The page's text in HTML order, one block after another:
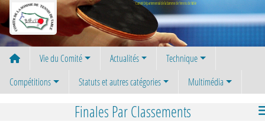
Comité Départemental de la Somme de Tennis de Table
Vie du Comité Actualités
Technique
Compétitions
Statuts et autres catégories Multimédia
Finales Par Classements
Panneau de gestion des cookies